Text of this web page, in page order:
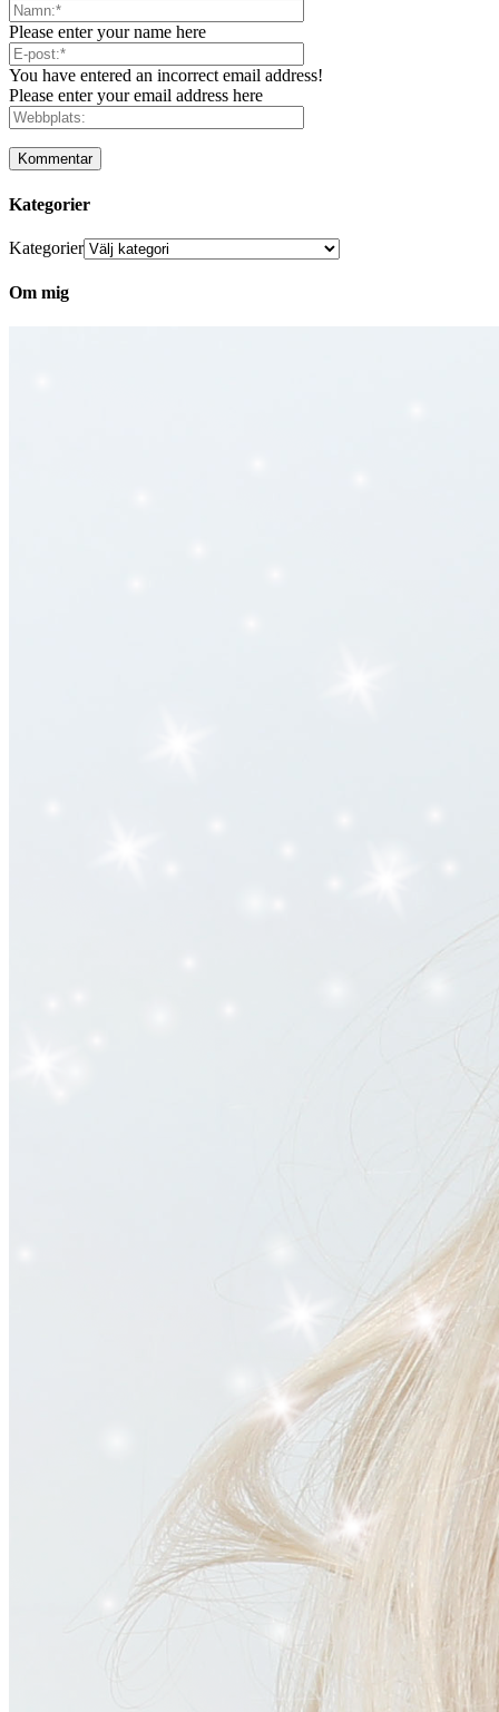
Please enter your name here
You have entered an incorrect email address!
Please enter your email address here
Kategorier
Kategorier
Om mig